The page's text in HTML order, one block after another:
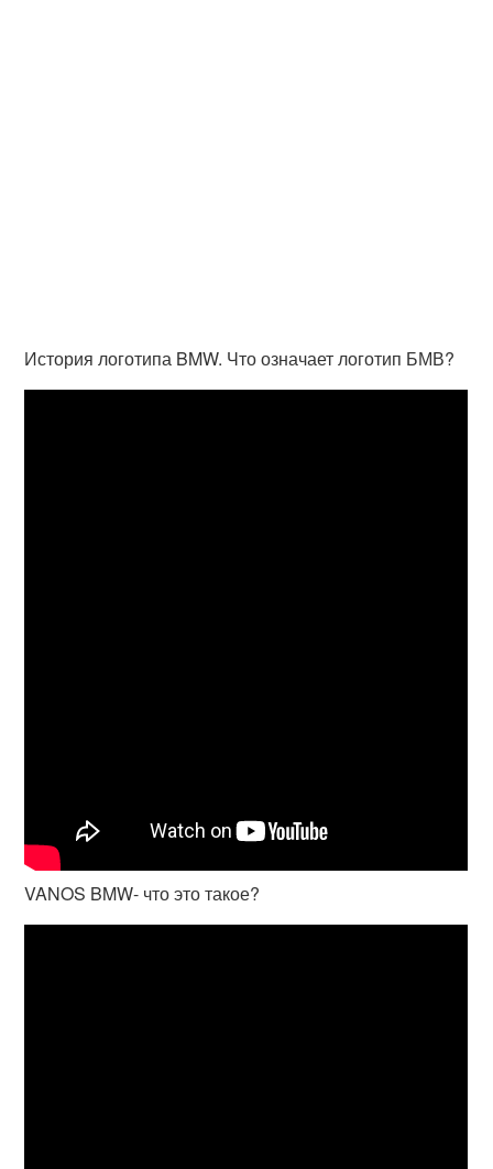
История логотипа BMW. Что означает логотип БМВ?
VANOS BMW- что это такое?